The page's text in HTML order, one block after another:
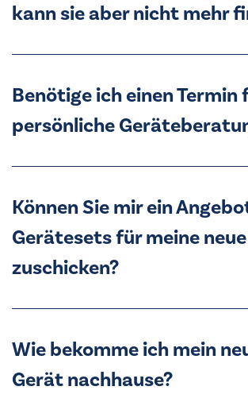
kann sie aber nicht mehr
Benötige ich einen Termin
persönliche
Können Sie mir ein
Gerätesets für meine
zuschicken?
Wie bekomme ich mein
Gerät nachhause?